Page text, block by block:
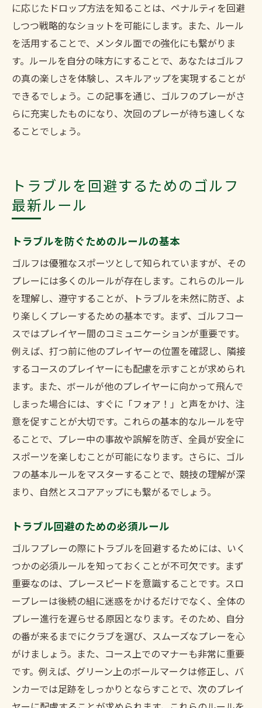
に応じたドロップ方法を知ることは、ペナルティを回避
しつつ戦略的なショットを可能にします。また、ルール
を活用することで、メンタル面での強化にも繋がりま
す。ルールを自分の味方にすることで、あなたはゴルフ
の真の楽しさを体験し、スキルアップを実現することが
できるでしょう。この記事を通じ、ゴルフのプレーがさ
らに充実したものになり、次回のプレーが待ち遠しくな
ることでしょう。
トラブルを回避するためのゴルフ
最新ルール
トラブルを防ぐためのルールの基本
ゴルフは優雅なスポーツとして知られていますが、その
プレーには多くのルールが存在します。これらのルール
を理解し、遵守することが、トラブルを未然に防ぎ、よ
り楽しくプレーするための基本です。まず、ゴルフコー
スではプレイヤー間のコミュニケーションが重要です。
例えば、打つ前に他のプレイヤーの位置を確認し、隣接
するコースのプレイヤーにも配慮を示すことが求められ
ます。また、ボールが他のプレイヤーに向かって飛んで
しまった場合には、すぐに「フォア！」と声をかけ、注
意を促すことが大切です。これらの基本的なルールを守
ることで、プレー中の事故や誤解を防ぎ、全員が安全に
スポーツを楽しむことが可能になります。さらに、ゴル
フの基本ルールをマスターすることで、競技の理解が深
まり、自然とスコアアップにも繋がるでしょう。
トラブル回避のための必須ルール
ゴルフプレーの際にトラブルを回避するためには、いく
つかの必須ルールを知っておくことが不可欠です。まず
重要なのは、プレースピードを意識することです。スロ
ープレーは後続の組に迷惑をかけるだけでなく、全体の
プレー進行を遅らせる原因となります。そのため、自分
の番が来るまでにクラブを選び、スムーズなプレーを心
がけましょう。また、コース上でのマナーも非常に重要
です。例えば、グリーン上のボールマークは修正し、バ
ンカーでは足跡をしっかりとならすことで、次のプレイ